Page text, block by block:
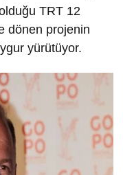
TRT 12
dönen projenin
yürütüyor.